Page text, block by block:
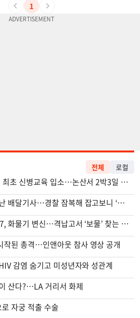
1
전체 로컬
천하람, 현역 의원 최초 신병교육 입소…논산서 2박3일 생활
신호위반 후 달아난 배달기사…경찰 잠복해 잡고보니 ‘반전’
74m짜리 보잉777, 화물기 변신…격납고서 ‘보물’ 찾는 인천공항
작된 총격…인앤아웃 참사 영상 공개
감염 숨기고 미성년자와 성관계
산다?…LA 거리서 화제
자궁 적출 수술